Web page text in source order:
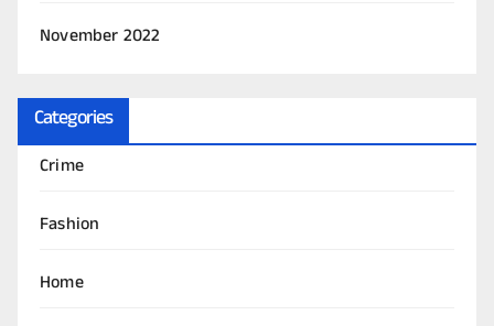
November 2022
Categories
Crime
Fashion
Home